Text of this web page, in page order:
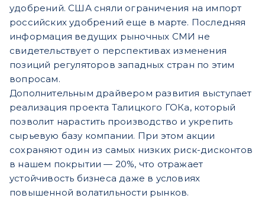
удобрений. США сняли ограничения на импорт
российских удобрений еще в марте. Последняя
информация ведущих рыночных СМИ не
свидетельствует о перспективах изменения
позиций регуляторов западных стран по этим
вопросам.
Дополнительным драйвером развития выступает
реализация проекта Талицкого ГОКа, который
позволит нарастить производство и укрепить
сырьевую базу компании. При этом акции
сохраняют один из самых низких риск-дисконтов
в нашем покрытии — 20%, что отражает
устойчивость бизнеса даже в условиях
повышенной волатильности рынков.